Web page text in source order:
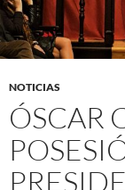
NOTICIAS
ÓSCAR